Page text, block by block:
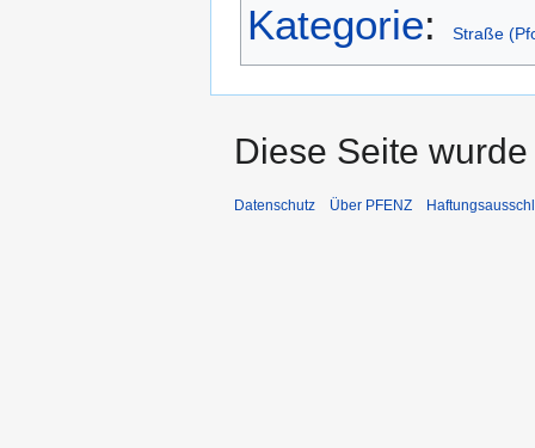
Kategorie: Straße
Diese Seite
Datenschutz Über PFENZ